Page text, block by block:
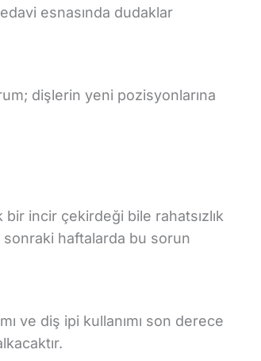
esnasında dudaklar
dişlerin yeni pozisyonlarına
incir çekirdeği bile rahatsızlık
sonraki haftalarda bu sorun
ve diş ipi kullanımı son derece